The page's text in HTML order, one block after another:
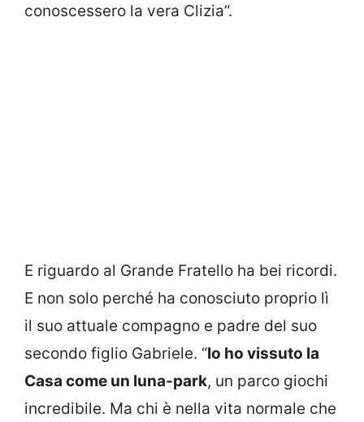
conoscessero la vera Clizia”.
E riguardo al Grande Fratello ha bei ricordi.
E non solo perché ha conosciuto proprio lì
il suo attuale compagno e padre del suo
secondo figlio Gabriele. “Io ho vissuto la
Casa come un luna-park, un parco giochi
incredibile. Ma chi è nella vita normale che